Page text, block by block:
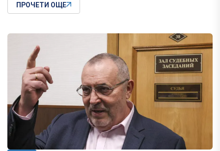
ПРОЧЕТИ ОЩЕ